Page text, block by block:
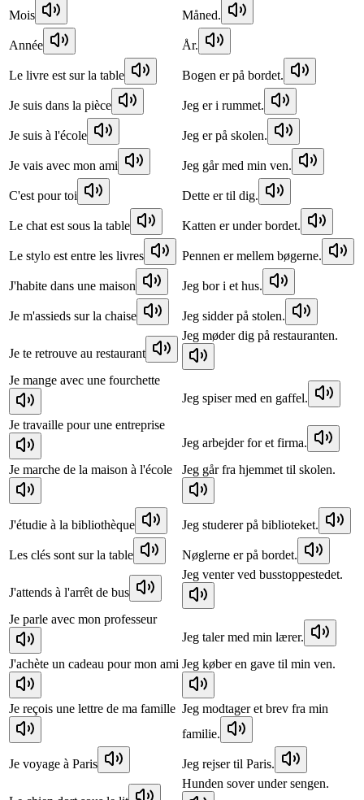
Mois Måned.
Année År.
Le livre est sur la table Bogen er på bordet.
Je suis dans la pièce Jeg er i rummet.
Je suis à l'école Jeg er på skolen.
Je vais avec mon ami Jeg går med min ven.
C'est pour toi Dette er til dig.
Le chat est sous la table Katten er under bordet.
Le stylo est entre les livres Pennen er mellem bøgerne.
J'habite dans une maison Jeg bor i et hus.
Je m'assieds sur la chaise Jeg sidder på stolen.
Je te retrouve au restaurant
Jeg møder dig på restauranten.
Je mange avec une fourchette
Jeg spiser med en gaffel.
Je travaille pour une entreprise
Jeg arbejder for et firma.
Je marche de la maison à l'école
Jeg går fra hjemmet til skolen.
J'étudie à la bibliothèque Jeg studerer på biblioteket.
Les clés sont sur la table Nøglerne er på bordet.
J'attends à l'arrêt de bus
Jeg venter ved busstoppestedet.
Je parle avec mon professeur
Jeg taler med min lærer.
J'achète un cadeau pour mon ami Jeg køber en gave til min ven.
Je reçois une lettre de ma famille Jeg modtager et brev fra min
familie.
Je voyage à Paris Jeg rejser til Paris.
Hunden sover under sengen.